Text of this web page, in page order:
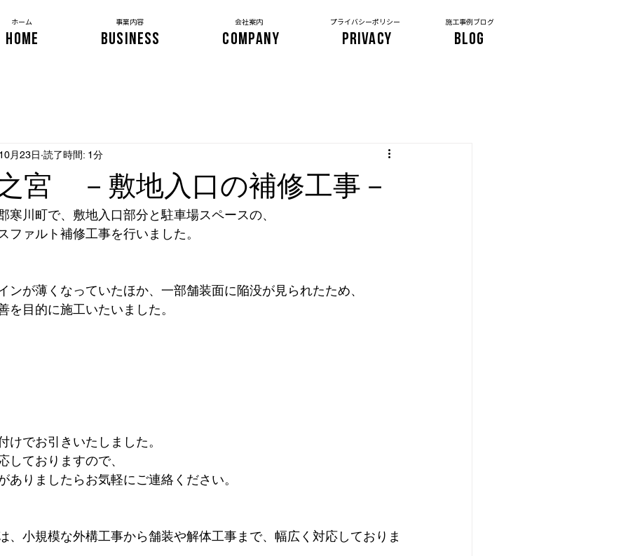
HOME BUSINESS COMPANY PRIVACY BLOG
​ホーム 事業内容 会社案内 プライバシーポリシー 施工事例ブログ
宮 －敷地入口の補修工事－
月23日 読了時間: 1分
寒川町で、敷地入口部分と駐車場スペースの、
ファルト補修工事を行いました。
ンが薄くなっていたほか、一部舗装面に陥没が見られたため、
を目的に施工いたいました。
けでお引きいたしました。
しておりますので、
ありましたらお気軽にご連絡ください。
、小規模な外構工事から舗装や解体工事まで、幅広く対応しておりま